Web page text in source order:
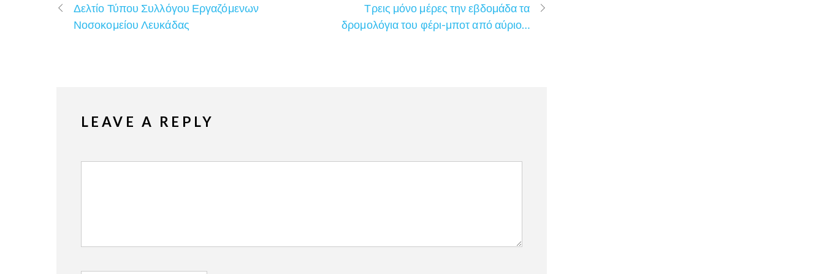
Δελτίο Τύπου Συλλόγου Εργαζόμενων
Νοσοκομείου Λευκάδας
Τρεις μόνο μέρες την εβδομάδα τα
δρομολόγια του φέρι-μποτ από αύριο…
LEAVE A REPLY